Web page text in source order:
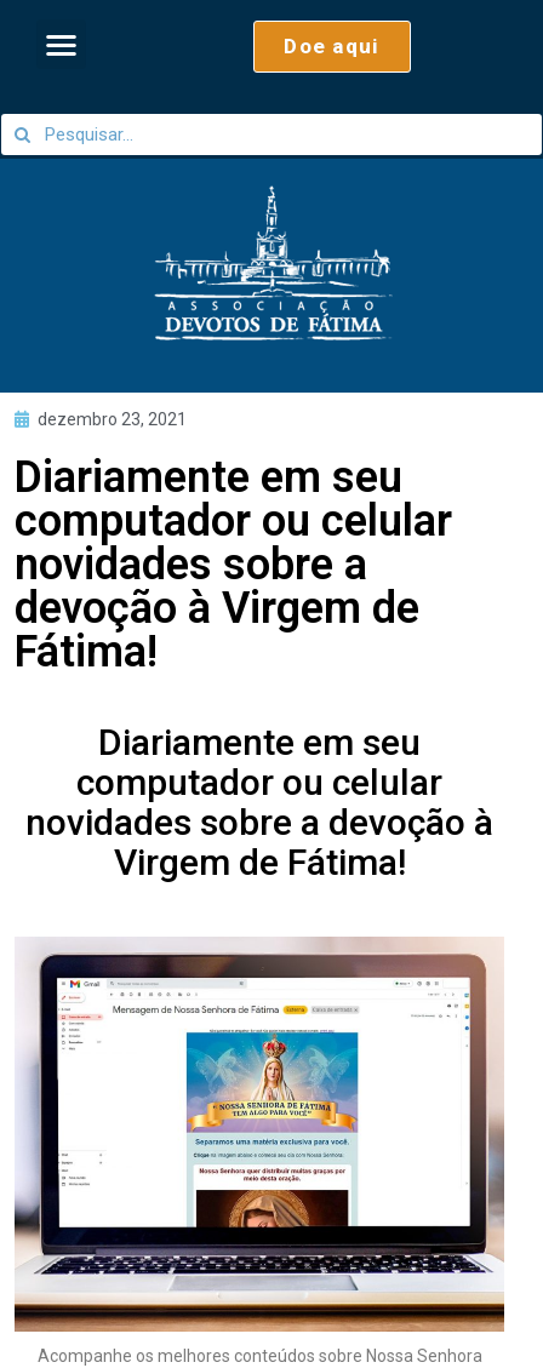
Doe aqui
dezembro 23, 2021
Diariamente em seu
computador ou celular
novidades sobre a
devoção à Virgem de
Fátima!
Diariamente em seu
computador ou celular
novidades sobre a devoção à
Virgem de Fátima!
Acompanhe os melhores conteúdos sobre Nossa Senhora